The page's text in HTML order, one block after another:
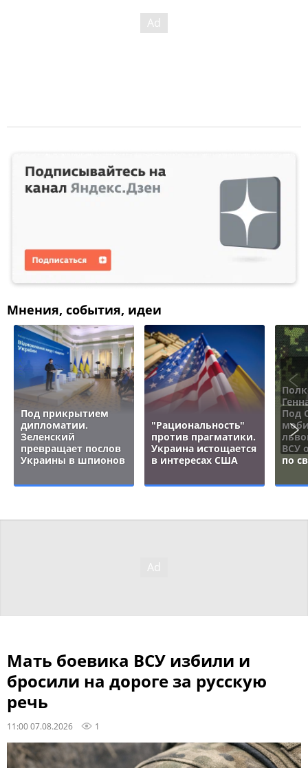
Мнения, события, идеи
Под прикрытием
дипломатии.
Зеленский
превращает послов
Украины в шпионов
"Рациональность"
против прагматики.
Украина истощается
в интересах США
Под
ВСУ
по
Мать боевика ВСУ избили и
бросили на дороге за русскую
речь
11:00 07.08.2026 1